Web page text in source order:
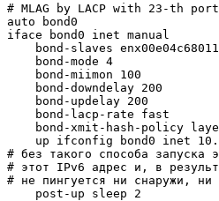
# MLAG by LACP with 23-th
auto bond0
iface bond0 inet manual
bond-slaves
    bond-mode 4
    bond-miimon 100
    bond-downdelay 200
    bond-updelay 200
    bond-lacp-rate fast
bond-xmit-hash-policy
up ifconfig bond0 inet
# без такого способа запуска
# этот IPv6 адрес и, в
# не пингуется ни снаружи, ни
    post-up sleep 2